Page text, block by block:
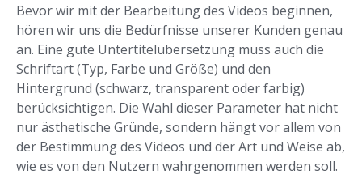
Bevor wir mit der Bearbeitung des Videos beginnen,
hören wir uns die Bedürfnisse unserer Kunden genau
an. Eine gute Untertitelübersetzung muss auch die
Schriftart (Typ, Farbe und Größe) und den
Hintergrund (schwarz, transparent oder farbig)
berücksichtigen. Die Wahl dieser Parameter hat nicht
nur ästhetische Gründe, sondern hängt vor allem von
der Bestimmung des Videos und der Art und Weise ab,
wie es von den Nutzern wahrgenommen werden soll.